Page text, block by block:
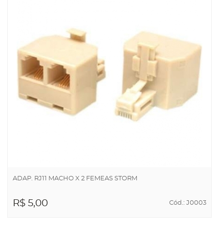
ADAP. RJ11 MACHO X 2 FEMEAS STORM
R$ 5,00 Cód.: J0003